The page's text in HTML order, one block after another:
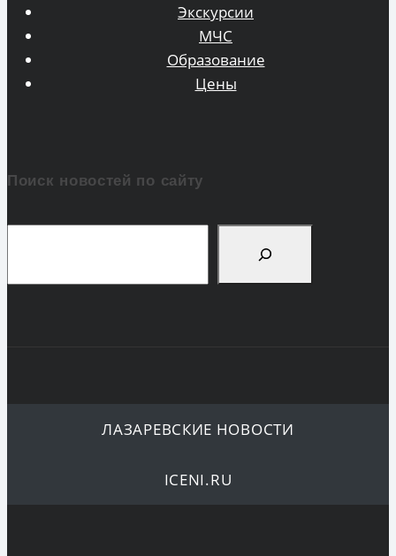
Экскурсии
МЧС
Образование
Цены
Поиск новостей по сайту
ЛАЗАРЕВСКИЕ НОВОСТИ
ICENI.RU